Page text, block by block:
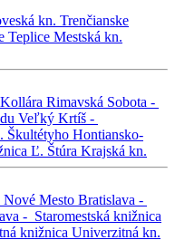
kn. Trenčianske
Teplice Mestská kn.
Rimavská Sobota -
Veľký Krtíš -
Škultétyho Hontiansko-
Ľ. Štúra Krajská kn.
Mesto Bratislava -
- Staromestská knižnica
knižnica Univerzitná kn.